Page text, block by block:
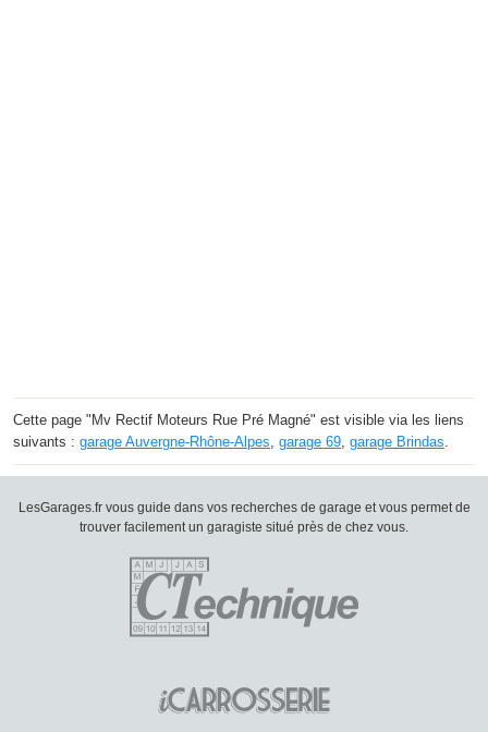
Cette page "Mv Rectif Moteurs Rue Pré Magné" est visible via les liens
suivants : garage Auvergne-Rhône-Alpes, garage 69, garage Brindas.
LesGarages.fr vous guide dans vos recherches de garage et vous permet de
trouver facilement un garagiste situé près de chez vous.